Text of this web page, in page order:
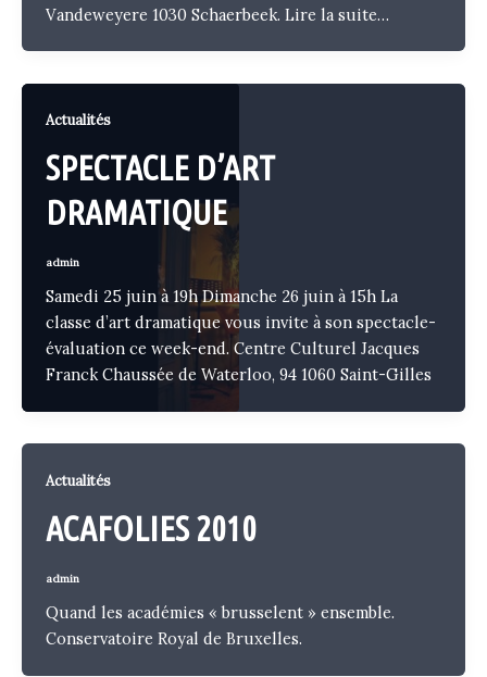
Vandeweyere 1030 Schaerbeek. Lire la suite…
Actualités
SPECTACLE D’ART
DRAMATIQUE
admin
Samedi 25 juin à 19h Dimanche 26 juin à 15h La
classe d’art dramatique vous invite à son spectacle-
évaluation ce week-end. Centre Culturel Jacques
Franck Chaussée de Waterloo, 94 1060 Saint-Gilles
Actualités
ACAFOLIES 2010
admin
Quand les académies « brusselent » ensemble.
Conservatoire Royal de Bruxelles.